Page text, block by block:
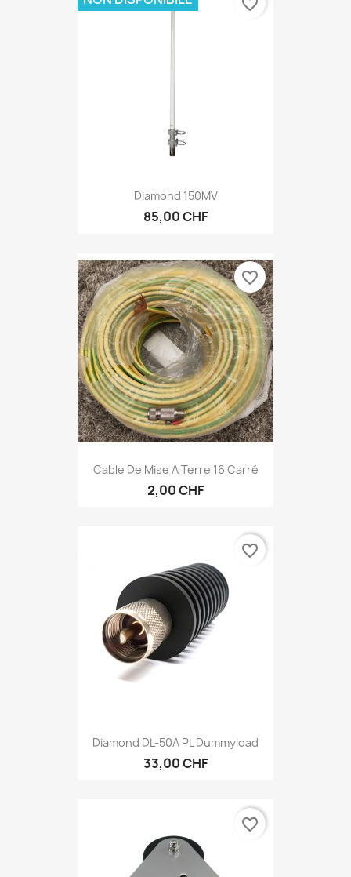
Diamond 150MV
85,00 CHF
favorite_border
Cable De Mise A Terre 16 Carré
2,00 CHF
favorite_border
Diamond DL-50A PL Dummyload
33,00 CHF
favorite_border
favorite_border